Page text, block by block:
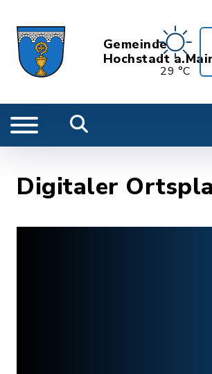
Gemeinde
Hochstadt
29 °C
Digitaler